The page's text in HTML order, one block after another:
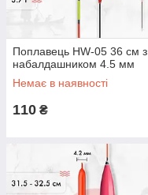
Поплавець HW-05 36 см з
набалдашником 4.5 мм
Немає в наявності
110 ₴